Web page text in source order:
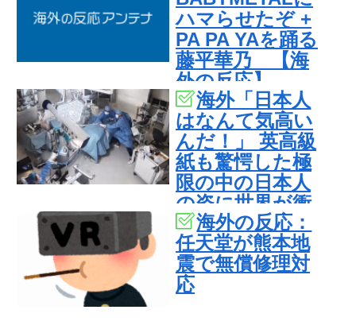
ハマらせたぞ +
PA PA YAを踊る
藤平華乃 【海
外の反応】
海外「日本人
はなんて気高い
んだ！」 英高級
紙も驚愕した極
限の中の日本人
の姿に世界が衝
撃海外の反応：
任天堂が熊本地
震で無償修理対
応